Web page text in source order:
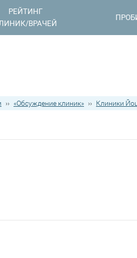
РЕЙТИНГ
ВРАЧЕЙ
›› «Обсуждение клиник» ›› Клиники